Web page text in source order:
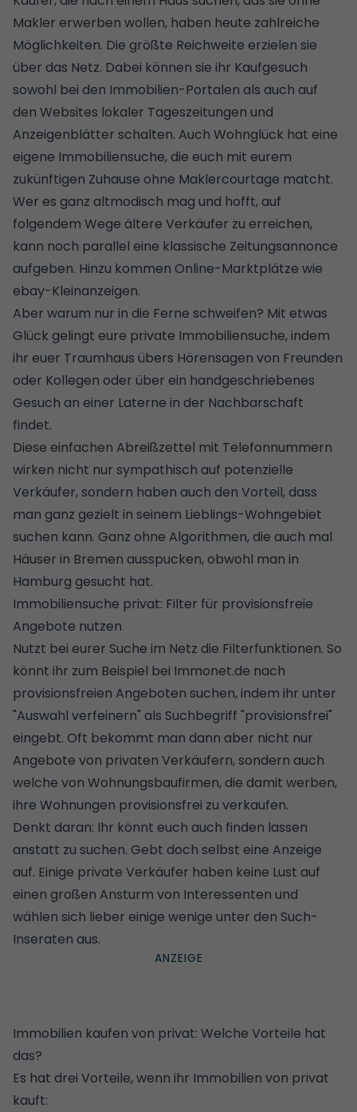
Makler erwerben wollen, haben heute zahlreiche
Möglichkeiten. Die größte Reichweite erzielen sie
über das Netz. Dabei können sie ihr Kaufgesuch
sowohl bei den Immobilien-Portalen als auch auf
den Websites lokaler Tageszeitungen und
Anzeigenblätter schalten. Auch Wohnglück hat eine
eigene Immobiliensuche, die euch mit eurem
zukünftigen Zuhause ohne Maklercourtage matcht.
Wer es ganz altmodisch mag und hofft, auf
folgendem Wege ältere Verkäufer zu erreichen,
kann noch parallel eine klassische Zeitungsannonce
aufgeben. Hinzu kommen Online-Marktplätze wie
ebay-Kleinanzeigen.
Aber warum nur in die Ferne schweifen? Mit etwas
Glück gelingt eure private Immobiliensuche, indem
ihr euer Traumhaus übers Hörensagen von Freunden
oder Kollegen oder über ein handgeschriebenes
Gesuch an einer Laterne in der Nachbarschaft
findet.
Diese einfachen Abreißzettel mit Telefonnummern
wirken nicht nur sympathisch auf potenzielle
Verkäufer, sondern haben auch den Vorteil, dass
man ganz gezielt in seinem Lieblings-Wohngebiet
suchen kann. Ganz ohne Algorithmen, die auch mal
Häuser in Bremen ausspucken, obwohl man in
Hamburg gesucht hat.
Immobiliensuche privat: Filter für provisionsfreie
Angebote nutzen
Nutzt bei eurer Suche im Netz die Filterfunktionen. So
könnt ihr zum Beispiel bei Immonet.de nach
provisionsfreien Angeboten suchen, indem ihr unter
"Auswahl verfeinern" als Suchbegriff "provisionsfrei"
eingebt. Oft bekommt man dann aber nicht nur
Angebote von privaten Verkäufern, sondern auch
welche von Wohnungsbaufirmen, die damit werben,
ihre Wohnungen provisionsfrei zu verkaufen.
Denkt daran: Ihr könnt euch auch finden lassen
anstatt zu suchen. Gebt doch selbst eine Anzeige
auf. Einige private Verkäufer haben keine Lust auf
einen großen Ansturm von Interessenten und
wählen sich lieber einige wenige unter den Such-
Inseraten aus.
Immobilien kaufen von privat: Welche Vorteile hat
das?
Es hat drei Vorteile, wenn ihr Immobilien von privat
kauft: